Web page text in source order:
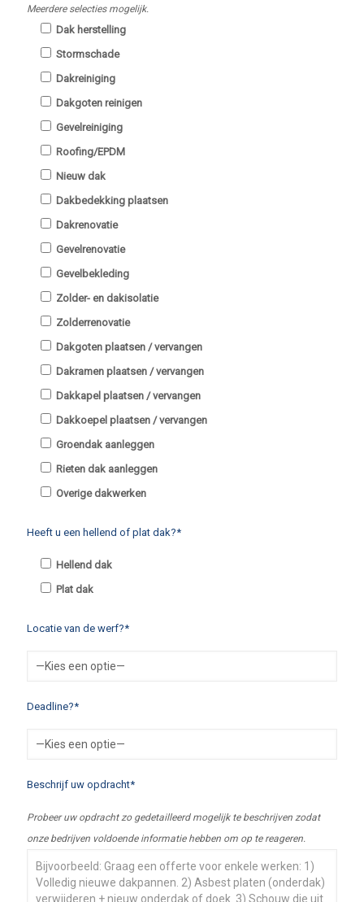
Meerdere selecties mogelijk.
Dak herstelling
Stormschade
Dakreiniging
Dakgoten reinigen
Gevelreiniging
Roofing/EPDM
Nieuw dak
Dakbedekking plaatsen
Dakrenovatie
Gevelrenovatie
Gevelbekleding
Zolder- en dakisolatie
Zolderrenovatie
Dakgoten plaatsen / vervangen
Dakramen plaatsen / vervangen
Dakkapel plaatsen / vervangen
Dakkoepel plaatsen / vervangen
Groendak aanleggen
Rieten dak aanleggen
Overige dakwerken
Heeft u een hellend of plat dak?*
Hellend dak
Plat dak
Locatie van de werf?*
Deadline?*
Beschrijf uw opdracht*
Probeer uw opdracht zo gedetailleerd mogelijk te beschrijven zodat
onze bedrijven voldoende informatie hebben om op te reageren.